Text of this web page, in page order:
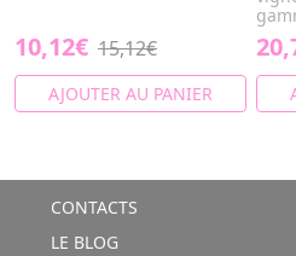
10,12€ 15,12€
AJOUTER AU PANIER
CONTACTS
LE BLOG